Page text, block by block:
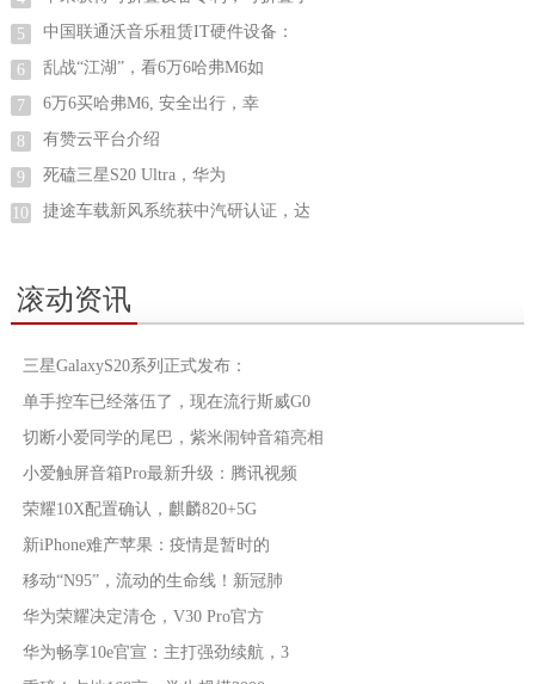
5 中国联通沃音乐租赁IT硬件设备：
6 乱战“江湖”，看6万6哈弗M6如
7 6万6买哈弗M6, 安全出行，幸
8 有赞云平台介绍
9 死磕三星S20 Ultra，华为
10 捷途车载新风系统获中汽研认证，达
滚动资讯
三星GalaxyS20系列正式发布：
单手控车已经落伍了，现在流行斯威G0
切断小爱同学的尾巴，紫米闹钟音箱亮相
小爱触屏音箱Pro最新升级：腾讯视频
荣耀10X配置确认，麒麟820+5G
新iPhone难产苹果：疫情是暂时的
移动“N95”，流动的生命线！新冠肺
华为荣耀决定清仓，V30 Pro官方
华为畅享10e官宣：主打强劲续航，3